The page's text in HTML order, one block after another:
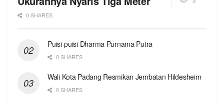
0 SHARES
Puisi-puisi Dharma Purnama Putra
0 SHARES
Wali Kota Padang Resmikan Jembatan Hildesheim
0 SHARES